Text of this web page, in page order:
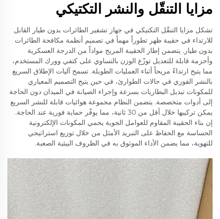
مزايا التنقّل والنشر التكتيكي
تشكل مزايا التنقّل التكتيكي في جهاز تشفير الطائرات بدون طيار القابل
للارتداء في حقيبة ظهر تطوراً مهماً في تصميم أنظمة مكافحة الطائرات
بدون طيار. يتضمن إطار الحقيبة المريح مواداً من الدرجة العسكرية
وأحزمة قابلة للتعديل توزّع الوزن بالتساوي على كتفي وورك المستخدم،
مما يتيح ارتداءً مريحاً أثناء العمليات الطويلة. تسمح آليات الإطلاق السريع
بالنشر الفوري في حالات الطوارئ، في حين يتيح التصميم المعياري
للمكونات تبديل البطاريات بسرعة وإجراء الصيانة في الميدان دون الحاجة
إلى أدوات متخصصة. يتضمن النظام مجموعة هوائيات قابلة للنشر السريع
يمكن تركيبها خلال أقل من 30 ثانية، مما يوفّر حماية فورية عند الحاجة.
إن بناء الحقيبة المقاوم للعوامل الجوية يحمي المكونات الإلكترونية
الحساسة مع الحفاظ على التبريد الأمثل من خلال توزيع استراتيجي
للتهوية، مما يضمن الأداء الموثوق به في الظروف البيئية الصعبة.